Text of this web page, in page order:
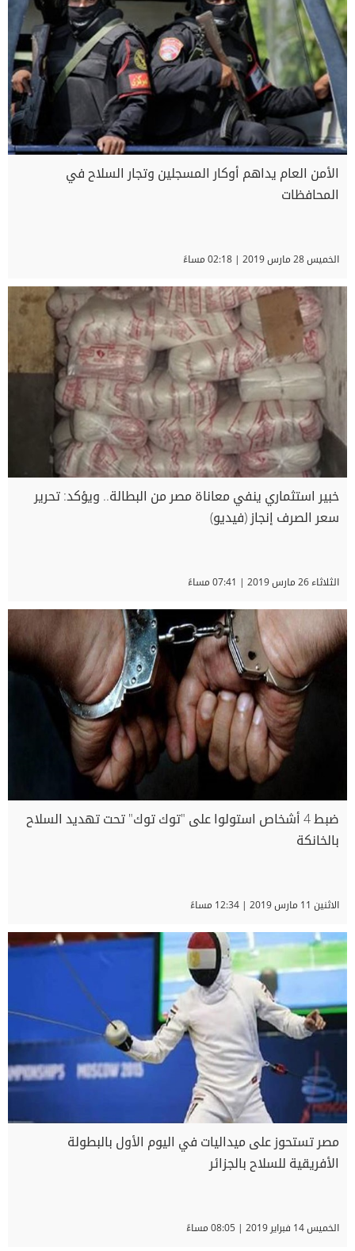
الأمن العام يداهم أوكار المسجلين وتجار السلاح في
المحافظات
الخميس 28 مارس 2019 | 02:18 مساءً
خبير استثماري ينفي معاناة مصر من البطالة.. ويؤكد: تحرير
سعر الصرف إنجاز (فيديو)
الثلاثاء 26 مارس 2019 | 07:41 مساءً
ضبط 4 أشخاص استولوا على "توك توك" تحت تهديد السلاح
بالخانكة
الاثنين 11 مارس 2019 | 12:34 مساءً
مصر تستحوز على ميداليات في اليوم الأول بالبطولة
الأفريقية للسلاح بالجزائر
الخميس 14 فبراير 2019 | 08:05 مساءً